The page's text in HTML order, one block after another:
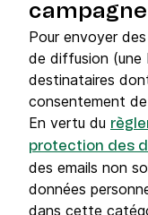
Pour envoyer
de diffusion (une
destinataires
consentement de
En vertu du
protection des
des emails non
données
dans cette